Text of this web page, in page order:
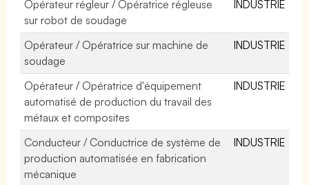
Opérateur régleur / Opératrice régleuse
sur robot de soudage
INDUSTRIE
Opérateur / Opératrice sur machine de
soudage
INDUSTRIE
Opérateur / Opératrice d'équipement
automatisé de production du travail des
métaux et composites
INDUSTRIE
Conducteur / Conductrice de système de
production automatisée en fabrication
mécanique
INDUSTRIE